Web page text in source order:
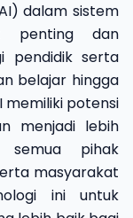
dalam sistem
penting dan
pendidik serta
belajar hingga
memiliki potensi
menjadi lebih
pihak
masyarakat
ini untuk